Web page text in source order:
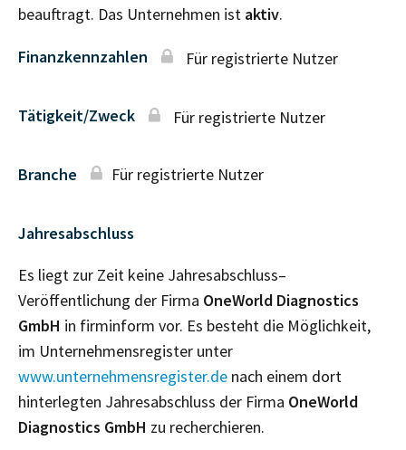
beauftragt. Das Unternehmen ist aktiv.
Finanzkennzahlen Für registrierte Nutzer
Tätigkeit/Zweck Für registrierte Nutzer
Branche Für registrierte Nutzer
Jahresabschluss
Es liegt zur Zeit keine Jahresabschluss–
Veröffentlichung der Firma OneWorld Diagnostics
GmbH in firminform vor. Es besteht die Möglichkeit,
im Unternehmensregister unter
www.unternehmensregister.de nach einem dort
hinterlegten Jahresabschluss der Firma OneWorld
Diagnostics GmbH zu recherchieren.